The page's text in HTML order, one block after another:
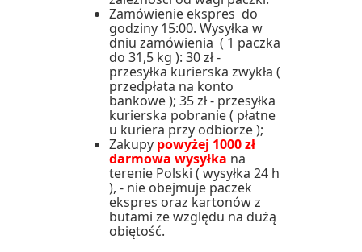
Zamówienie ekspres do
godziny 15:00. Wysyłka w
dniu zamówienia ( 1 paczka
do 31,5 kg ): 30 zł -
przesyłka kurierska zwykła (
przedpłata na konto
bankowe ); 35 zł - przesyłka
kurierska pobranie ( płatne
u kuriera przy odbiorze );
Zakupy powyżej 1000 zł
darmowa wysyłka na
terenie Polski ( wysyłka 24 h
), - nie obejmuje paczek
ekspres oraz kartonów z
butami ze względu na dużą
obiętość.